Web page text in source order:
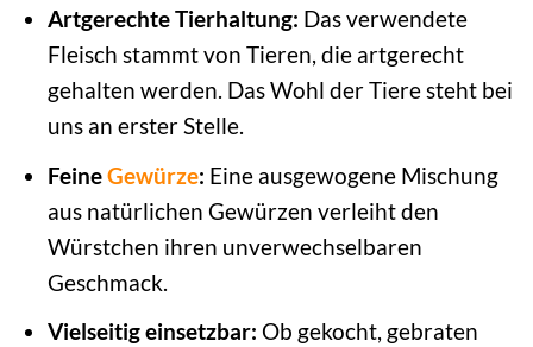
Artgerechte Tierhaltung: Das verwendete
Fleisch stammt von Tieren, die artgerecht
gehalten werden. Das Wohl der Tiere steht bei
uns an erster Stelle.
FeineGewürze: Eine ausgewogene Mischung
aus natürlichen Gewürzen verleiht den
Würstchen ihren unverwechselbaren
Geschmack.
Vielseitig einsetzbar: Ob gekocht, gebraten